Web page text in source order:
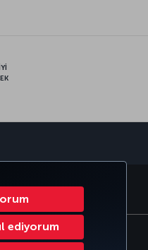
ediyorum